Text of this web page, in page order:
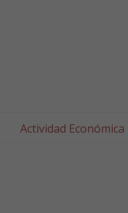
Actividad Económica